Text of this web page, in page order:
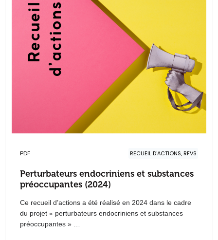
PDF RECUEIL D'ACTIONS, RFVS
Perturbateurs endocriniens et substances
préoccupantes (2024)
Ce recueil d’actions a été réalisé en 2024 dans le cadre
du projet « perturbateurs endocriniens et substances
préoccupantes » …